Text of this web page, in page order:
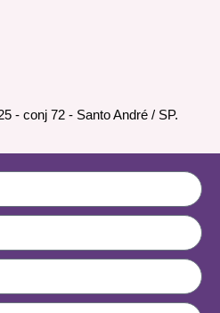
- conj 72 - Santo André / SP.